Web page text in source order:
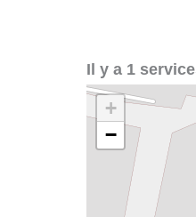
Il y a 1
+
−